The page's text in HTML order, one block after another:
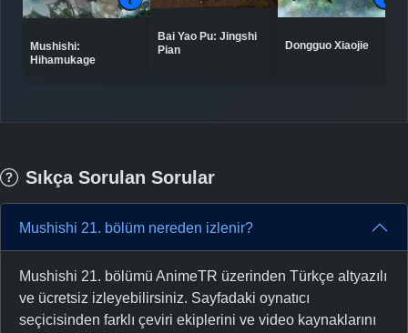
Mushishi:
Hihamukage
Bai Yao Pu: Jingshi
Pian
Dongguo Xiaojie
Sıkça Sorulan Sorular
Mushishi 21. bölüm nereden izlenir?
Mushishi 21. bölümü AnimeTR üzerinden Türkçe altyazılı
ve ücretsiz izleyebilirsiniz. Sayfadaki oynatıcı
seçicisinden farklı çeviri ekiplerini ve video kaynaklarını